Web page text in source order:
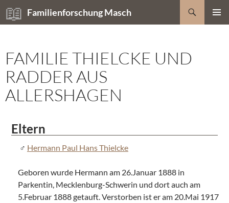
Zum
Inhalt
Familienforschung Masch
Suchen
FAMILIE THIELCKE UND
RADDER AUS
ALLERSHAGEN
Eltern
Hermann Paul Hans Thielcke
Geboren wurde Hermann am 26.Januar 1888 in
Parkentin, Mecklenburg-Schwerin und dort auch am
5.Februar 1888 getauft. Verstorben ist er am 20.Mai 1917